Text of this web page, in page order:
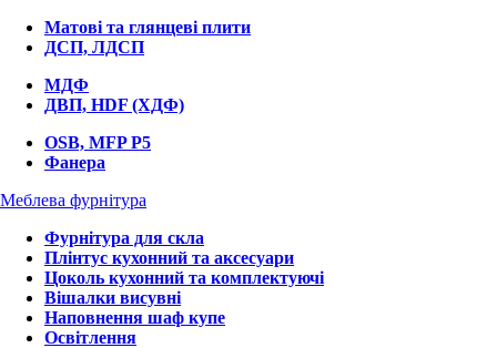
Матові та глянцеві плити
ДСП, ЛДСП
МДФ
ДВП, HDF (ХДФ)
OSB, MFP P5
Фанера
Меблева фурнітура
Фурнітура для скла
Плінтус кухонний та аксесуари
Цоколь кухонний та комплектуючі
Вішалки висувні
Наповнення шаф купе
Освітлення